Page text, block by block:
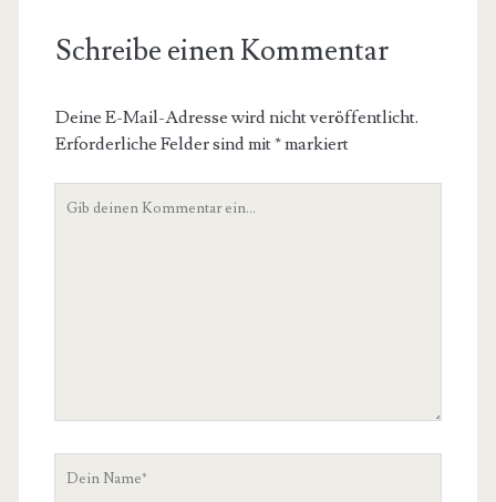
Schreibe einen Kommentar
Deine E-Mail-Adresse wird nicht veröffentlicht.
Erforderliche Felder sind mit*markiert
Dein